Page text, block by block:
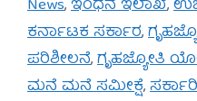
News,ಇಂಧನ ಇಲಾಖೆ,
ಕರ್ನಾಟಕ ಸರ್ಕಾರ,
ಪರಿಶೀಲನೆ,ಗೃಹಜ್ಯೋತಿ
ಮನೆ ಮನೆ ಸಮೀಕ್ಷೆ,